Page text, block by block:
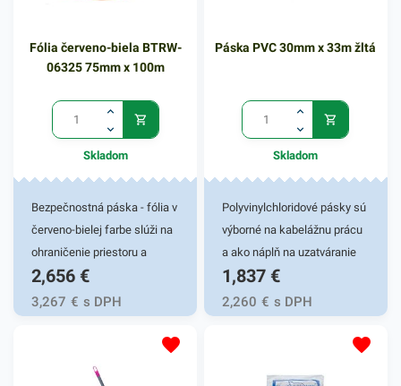
ťažkých podmienkach, ako
je prašné prostredie a nízke
teploty. Farba: žltá 30mm x
Fólia červeno-biela BTRW-
06325 75mm x 100m
Skladom
Bezpečnostná páska - fólia v
červeno-bielej farbe slúži na
ohraničenie priestoru a
vymedzenie vstupu na
plochu. Využíva sa pri
rôznych stavebných prácach,
ohraničenie skladov a pod.
2,656 €
3,267 € s DPH
Páska PVC 30mm x 33m žltá
Skladom
Polyvinylchloridové pásky sú
výborné na kabelážnu prácu
a ako náplň na uzatváranie
sáčkov. PVC pásky sú
výborne lepivé aj v ťažkých
podmienkach, ako je prašné
1,837 €
2,260 € s DPH